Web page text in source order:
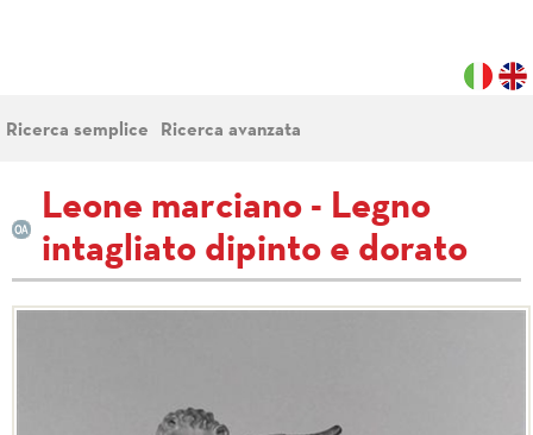
Ricerca semplice Ricerca avanzata
Leone marciano - Legno
intagliato dipinto e dorato